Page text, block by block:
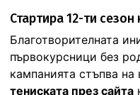
Стартира 12-ти
Благотворителната
първокурсници без
кампанията стъпва
тениската през сайта